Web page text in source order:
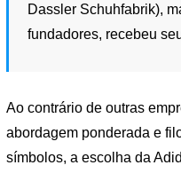
Dassler Schuhfabrik),
fundadores, recebeu
Ao contrário de outras
abordagem ponderada e
símbolos, a escolha da